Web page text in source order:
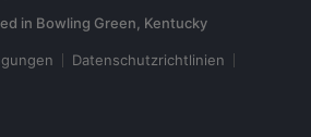
Datenschutzrichtlinien